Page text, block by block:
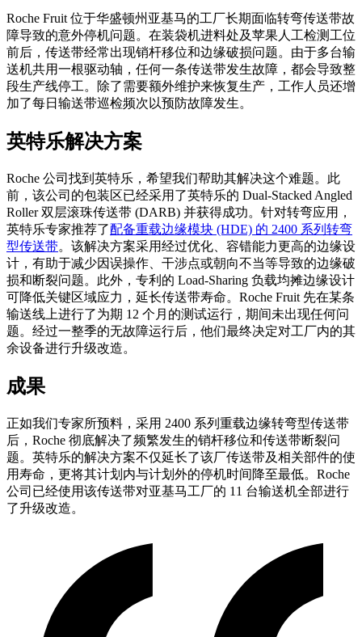
Roche Fruit 位于华盛顿州亚基马的工厂长期面临转弯传送带故
障导致的意外停机问题。在装袋机进料处及苹果人工检测工位
前后，传送带经常出现销杆移位和边缘破损问题。由于多台输
送机共用一根驱动轴，任何一条传送带发生故障，都会导致整
段生产线停工。除了需要额外维护来恢复生产，工作人员还增
加了每日输送带巡检频次以预防故障发生。
英特乐解决方案
Roche 公司找到英特乐，希望我们帮助其解决这个难题。此
前，该公司的包装区已经采用了英特乐的 Dual-Stacked Angled
Roller 双层滚珠传送带 (DARB) 并获得成功。针对转弯应用，
英特乐专家推荐了配备重载边缘模块 (HDE) 的 2400 系列转弯
型传送带。该解决方案采用经过优化、容错能力更高的边缘设
计，有助于减少因误操作、干涉点或朝向不当等导致的边缘破
损和断裂问题。此外，专利的 Load-Sharing 负载均摊边缘设计
可降低关键区域应力，延长传送带寿命。Roche Fruit 先在某条
输送线上进行了为期 12 个月的测试运行，期间未出现任何问
题。经过一整季的无故障运行后，他们最终决定对工厂内的其
余设备进行升级改造。
成果
正如我们专家所预料，采用 2400 系列重载边缘转弯型传送带
后，Roche 彻底解决了频繁发生的销杆移位和传送带断裂问
题。英特乐的解决方案不仅延长了该厂传送带及相关部件的使
用寿命，更将其计划内与计划外的停机时间降至最低。Roche
公司已经使用该传送带对亚基马工厂的 11 台输送机全部进行
了升级改造。